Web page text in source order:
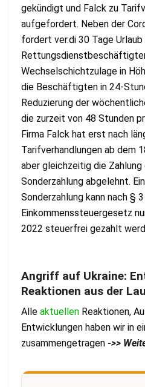
gekündigt und Falck zu
aufgefordert. Neben der
fordert ver.di 30 Tage
Wechselschichtzulage in
die Beschäftigten in 24-
Reduzierung der
die zurzeit von 48 Stunden
Firma Falck hat erst nach
Tarifverhandlungen ab dem
aber gleichzeitig die Zahlung
Sonderzahlung abgelehnt.
Sonderzahlung kann nach §
Einkommenssteuergesetz
2022 steuerfrei gezahlt
Angriff auf Ukraine:
Reaktionen aus der
Alle aktuellen Reaktionen,
Entwicklungen haben wir in
zusammengetragen ->>